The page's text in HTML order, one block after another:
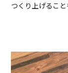
つくり上げること